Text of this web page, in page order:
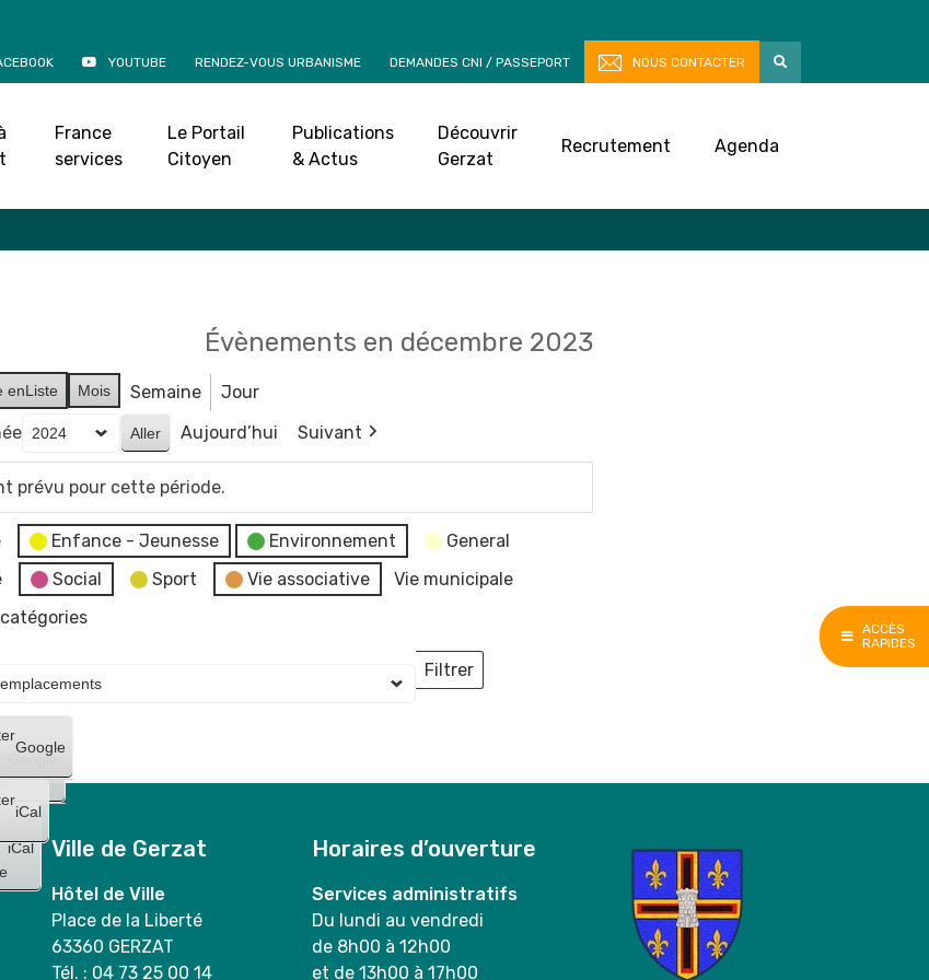
ACCÈS
RAPIDES
YOUTUBE RENDEZ-VOUS URBANISME DEMANDES CNI / PASSEPORT NOUS CONTACTER
France
services
Le Portail
Citoyen
Publications
& Actus
Découvrir
Gerzat
Recrutement Agenda
Accueil»Agenda
Évènements en décembre 2023
enListe Mois Semaine
Jour
Aujourd’hui Suivant
prévu pour cette période.
Enfance - Jeunesse Environnement
General
Social Sport Vie associative
Vie municipale
Google
iCal
Google
iCal
Filtrer
Lieux
Ville de Gerzat
Hôtel de Ville
Place de la Liberté
63360 GERZAT
Tél. : 04 73 25 00 14
Horaires d’ouverture
Services administratifs
Du lundi au vendredi
de 8h00 à 12h00
et de 13h00 à 17h00